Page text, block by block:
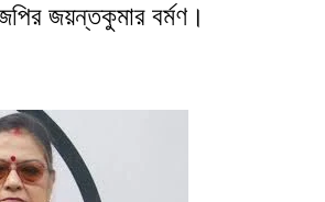
জয়ন্তকুমার বর্মণ।